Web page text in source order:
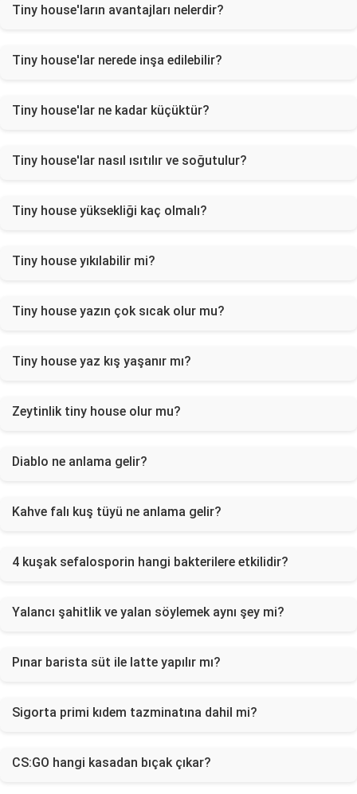
Tiny house'ların avantajları nelerdir?
Tiny house'lar nerede inşa edilebilir?
Tiny house'lar ne kadar küçüktür?
Tiny house'lar nasıl ısıtılır ve soğutulur?
Tiny house yüksekliği kaç olmalı?
Tiny house yıkılabilir mi?
Tiny house yazın çok sıcak olur mu?
Tiny house yaz kış yaşanır mı?
Zeytinlik tiny house olur mu?
Diablo ne anlama gelir?
Kahve falı kuş tüyü ne anlama gelir?
4 kuşak sefalosporin hangi bakterilere etkilidir?
Yalancı şahitlik ve yalan söylemek aynı şey mi?
Pınar barista süt ile latte yapılır mı?
Sigorta primi kıdem tazminatına dahil mi?
CS:GO hangi kasadan bıçak çıkar?